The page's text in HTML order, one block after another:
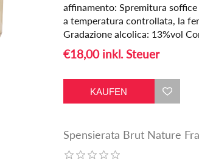
affinamento: Spremitura
a temperatura controllata, la
Gradazione alcolica: 13%vol
€18,00 inkl. Steuer
Spensierata Brut Nature